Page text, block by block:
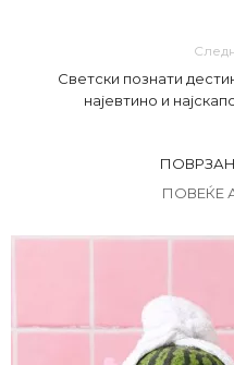
Светски познати
најевтино и
ПОВЕЌЕ